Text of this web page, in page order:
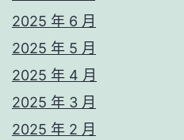
2025 年 6 月
2025 年 5 月
2025 年 4 月
2025 年 3 月
2025 年 2 月